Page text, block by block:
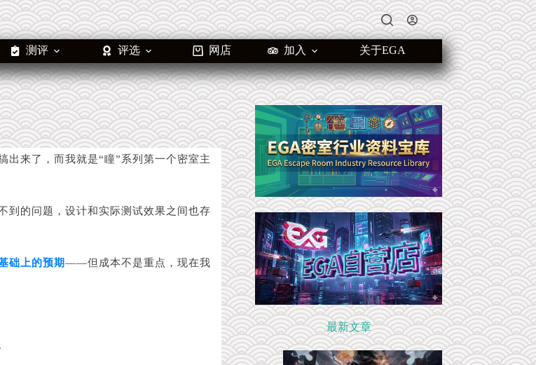
测评 评选 网店 加入 关于EGA
出来了，而我就是“瞳”系列第一个密室主
到的问题，设计和实际测试效果之间也存
础上的预期——但成本不是重点，现在我
最新文章